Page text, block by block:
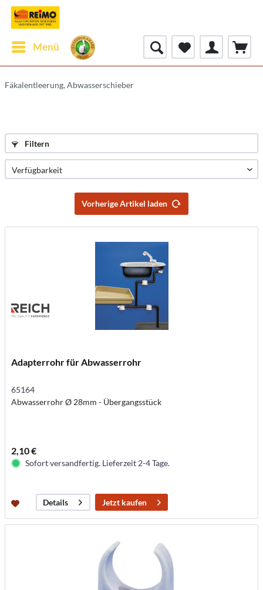
Menü
Fäkalentleerung, Abwasserschieber
Filtern
Vorherige Artikel laden
Adapterrohr für Abwasserrohr
65164
Abwasserrohr Ø 28mm - Übergangsstück
2,10 €
Sofort versandfertig. Lieferzeit 2-4 Tage.
Details Jetzt kaufen